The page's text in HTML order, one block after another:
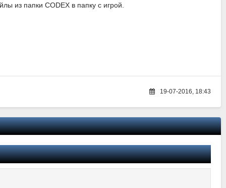
из папки CODEX в папку с игрой.
19-07-2016, 18:43